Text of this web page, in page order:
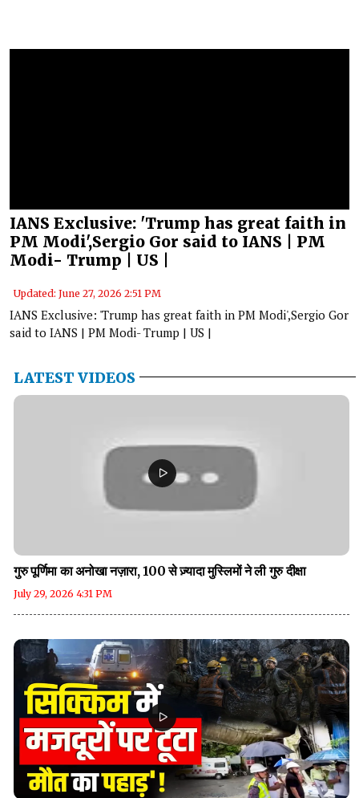
IANS Exclusive: 'Trump has great faith in
PM Modi',Sergio Gor said to IANS | PM
Modi- Trump | US |
Updated: June 27, 2026 2:51 PM
IANS Exclusive: 'Trump has great faith in PM Modi',Sergio Gor
said to IANS | PM Modi- Trump | US |
LATEST VIDEOS
गुरु पूर्णिमा का अनोखा नज़ारा, 100 से ज़्यादा मुस्लिमों ने ली गुरु दीक्षा
July 29, 2026 4:31 PM